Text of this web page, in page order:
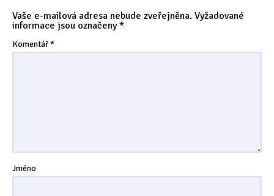
Vaše e-mailová adresa nebude zveřejněna. Vyžadované
informace jsou označeny*
Komentář*
Jméno